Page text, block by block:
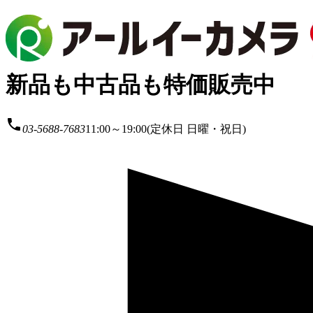
新品も中古品も特価販売中
local_phone03-5688-768311:00～19:00(定休日 日曜・祝日)